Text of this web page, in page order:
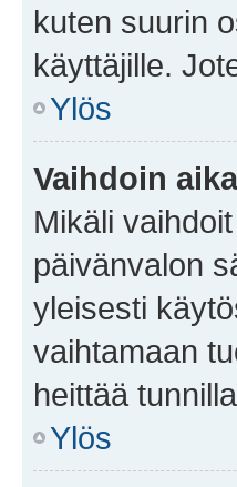
kuten suurin
käyttäjille.
Ylös
Vaihdoin
Mikäli
päivänvalon
yleisesti
vaihtamaan
heittää
Ylös